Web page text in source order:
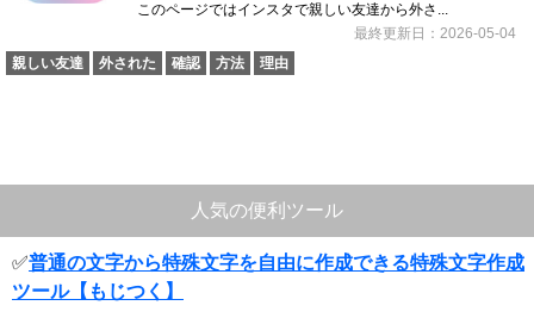
このページではインスタで親しい友達から外さ...
最終更新日：2026-05-04
親しい友達
外された 確認 方法 理由
人気の便利ツール
✅普通の文字から特殊文字を自由に作成できる特殊文字作成
ツール【もじつく】